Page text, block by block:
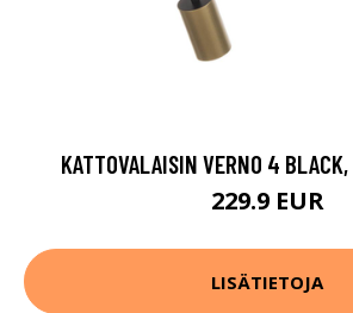
KATTOVALAISIN VERNO 4 BLACK,
229.9 EUR
LISÄTIETOJA